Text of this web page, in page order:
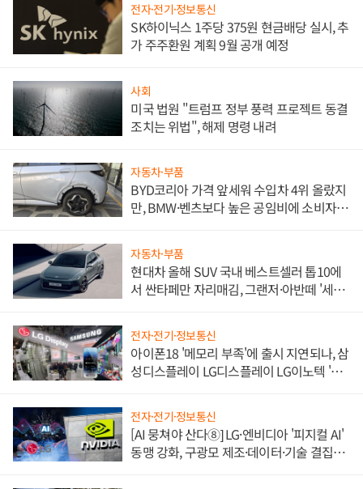
전자·전기·정보통신
SK하이닉스 1주당 375원 현금배당 실시, 추
가 주주환원 계획 9월 공개 예정
사회
미국 법원 "트럼프 정부 풍력 프로젝트 동결
조치는 위법", 해제 명령 내려
자동차·부품
BYD코리아 가격 앞세워 수입차 4위 올랐지
만, BMW·벤츠보다 높은 공임비에 소비자
자동차·부품
현대차 올해 SUV 국내 베스트셀러 톱10에
서 싼타페만 자리매김, 그랜저·아반떼 '세단
전자·전기·정보통신
아이폰18 '메모리 부족'에 출시 지연되나, 삼
성디스플레이 LG디스플레이 LG이노텍 '탈
전자·전기·정보통신
[AI 뭉쳐야 산다⑧] LG·엔비디아 '피지컬 AI'
동맹 강화, 구광모 제조·데이터·기술 결집